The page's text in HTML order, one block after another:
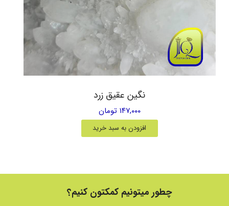
نگین عقیق زرد
۱۴۷,۰۰۰ تومان
افزودن به سبد خرید
چطور میتونیم کمکتون کنیم؟